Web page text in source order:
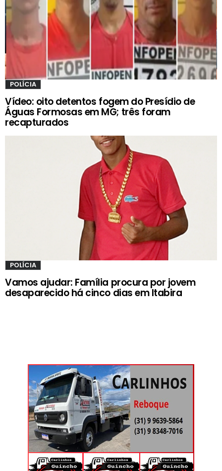
POLÍCIA
Vídeo: oito detentos fogem do Presídio de
Águas Formosas em MG; três foram
recapturados
POLÍCIA
Vamos ajudar: Família procura por jovem
desaparecido há cinco dias em Itabira